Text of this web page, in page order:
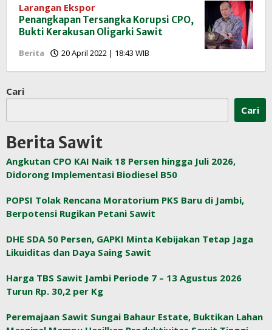
Larangan Ekspor
Penangkapan Tersangka Korupsi CPO,
Bukti Kerakusan Oligarki Sawit
Berita 20 April 2022 | 18:43 WIB
InfoSAWIT
Cari
Cari
Berita Sawit
Angkutan CPO KAI Naik 18 Persen hingga Juli 2026,
Didorong Implementasi Biodiesel B50
POPSI Tolak Rencana Moratorium PKS Baru di Jambi,
Berpotensi Rugikan Petani Sawit
DHE SDA 50 Persen, GAPKI Minta Kebijakan Tetap Jaga
Likuiditas dan Daya Saing Sawit
Harga TBS Sawit Jambi Periode 7 – 13 Agustus 2026
Turun Rp. 30,2 per Kg
Peremajaan Sawit Sungai Bahaur Estate, Buktikan Lahan